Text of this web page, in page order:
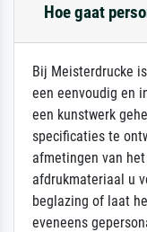
Hoe gaat
Bij Meisterdrucke
een eenvoudig en
een kunstwerk
specificaties te
afmetingen van
afdrukmateriaal u
beglazing of laat
eveneens